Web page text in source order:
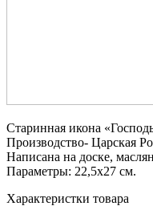
Старинная икона
Производство- Царская
Написана на доске,
Параметры: 22,5х27 см.
Характеристки товара